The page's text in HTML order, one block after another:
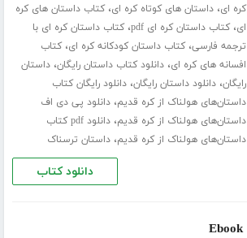
کره ای،داستان های کوتاه کره ای،کتاب داستان های کره
ای،کتاب داستان کره ای pdf ،کتاب داستان کره ای با
ترجمه فارسی،کتاب داستان کودکانه کره ای،کتاب
افسانه های کره ای،دانلود کتاب داستان رایگان،داستان
رایگان،دانلود داستان رایگان،دانلود رایگان کتاب
داستان‌های هولناک از کره قدیم،دانلود پی دی اف
داستان‌های هولناک از کره قدیم،
دانلود pdf کتاب
داستان‌های هولناک از کره قدیم،داستان ترسناک
دانلود کتاب